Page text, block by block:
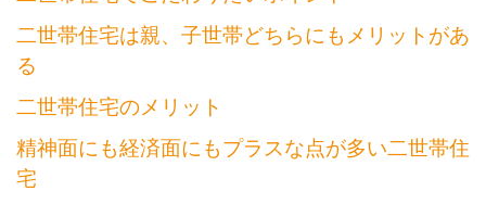
二世帯住宅は親、子世帯どちらにもメリットがあ
る
二世帯住宅のメリット
精神面にも経済面にもプラスな点が多い二世帯住
宅